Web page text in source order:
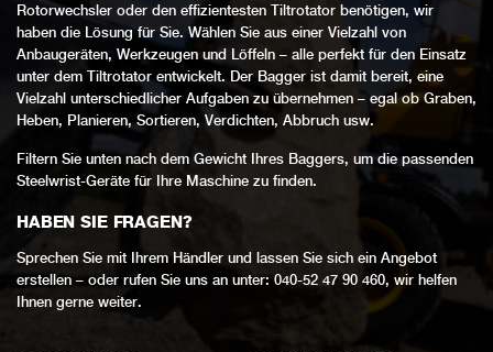
Rotorwechsler oder den effizientesten Tiltrotator benötigen, wir
haben die Lösung für Sie. Wählen Sie aus einer Vielzahl von
Anbaugeräten, Werkzeugen und Löffeln – alle perfekt für den Einsatz
unter dem Tiltrotator entwickelt. Der Bagger ist damit bereit, eine
Vielzahl unterschiedlicher Aufgaben zu übernehmen – egal ob Graben,
Heben, Planieren, Sortieren, Verdichten, Abbruch usw.
Filtern Sie unten nach dem Gewicht Ihres Baggers, um die passenden
Steelwrist-Geräte für Ihre Maschine zu finden.
HABEN SIE FRAGEN?
Sprechen Sie mit Ihrem Händler und lassen Sie sich ein Angebot
erstellen – oder rufen Sie uns an unter: 040-52 47 90 460, wir helfen
Ihnen gerne weiter.